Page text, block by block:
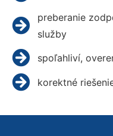
preberanie
služby
spoľahliví,
korektné